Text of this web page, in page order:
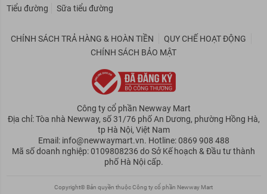
Tiểu đường Sữa tiểu đường
CHÍNH SÁCH TRẢ HÀNG & HOÀN TIỀN
QUY CHẾ HOẠT ĐỘNG
CHÍNH SÁCH BẢO MẬT
Công ty cổ phần Newway Mart
Địa chỉ: Tòa nhà Newway, số 31/76 phố An Dương, phường Hồng Hà,
tp Hà Nội, Việt Nam
Email: info@newwaymart.vn. Hotline: 0869 908 488
Mã số doanh nghiệp: 0109808236 do Sở Kế hoạch & Đầu tư thành
phố Hà Nội cấp.
Copyright© Bản quyền thuộc Công ty cổ phần Newway Mart